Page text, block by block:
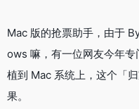
Mac 版的抢票助手，由于
ows 嘛，有一位网友今年
植到 Mac 系统上，这个「
果。